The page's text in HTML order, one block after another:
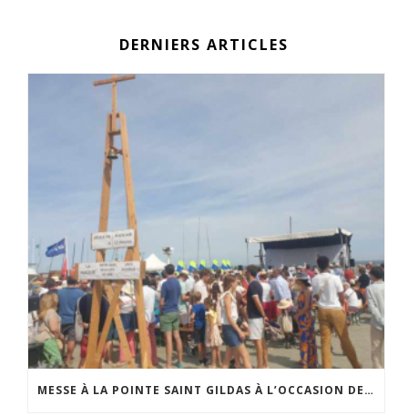
DERNIERS ARTICLES
MESSE À LA POINTE SAINT GILDAS À L’OCCASION DE LA FÊTE DE LA MER